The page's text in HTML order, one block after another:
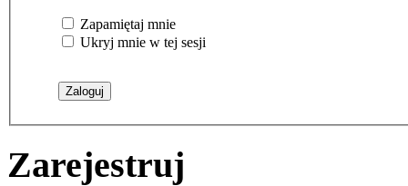
Zapamiętaj mnie
Ukryj mnie w tej sesji
Zarejestruj